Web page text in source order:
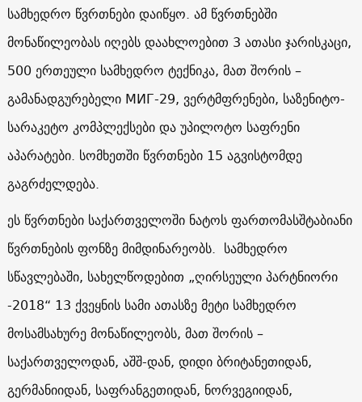
სამხედრო წვრთნები დაიწყო. ამ წვრთნებში
მონაწილეობას იღებს დაახლოებით 3 ათასი ჯარისკაცი,
500 ერთეული სამხედრო ტექნიკა, მათ შორის –
გამანადგურებელი МИГ-29, ვერტმფრენები, საზენიტო-
სარაკეტო კომპლექსები და უპილოტო საფრენი
აპარატები. სომხეთში წვრთნები 15 აგვისტომდე
გაგრძელდება.
ეს წვრთნები საქართველოში ნატოს ფართომასშტაბიანი
წვრთნების ფონზე მიმდინარეობს. სამხედრო
სწავლებაში, სახელწოდებით „ღირსეული პარტნიორი
-2018“ 13 ქვეყნის სამი ათასზე მეტი სამხედრო
მოსამსახურე მონაწილეობს, მათ შორის –
საქართველოდან, აშშ-დან, დიდი ბრიტანეთიდან,
გერმანიიდან, საფრანგეთიდან, ნორვეგიიდან,